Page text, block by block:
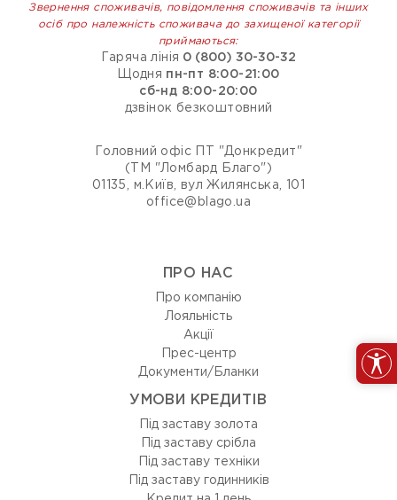
Звернення споживачів, повідомлення споживачів та інших
осіб про належність споживача до захищеної категорії
приймаються:
Гаряча лінія 0 (800) 30-30-32
Щодня пн-пт 8:00-21:00
сб-нд 8:00-20:00
дзвінок безкоштовний
Головний офіс ПТ "Донкредит"
(ТМ "Ломбард Благо")
01135, м.Київ, вул Жилянська, 101
office@blago.ua
ПРО НАС
Про компанію
Лояльність
Акції
Прес-центр
Документи/Бланки
УМОВИ КРЕДИТІВ
Під заставу золота
Під заставу срібла
Під заставу техніки
Під заставу годинників